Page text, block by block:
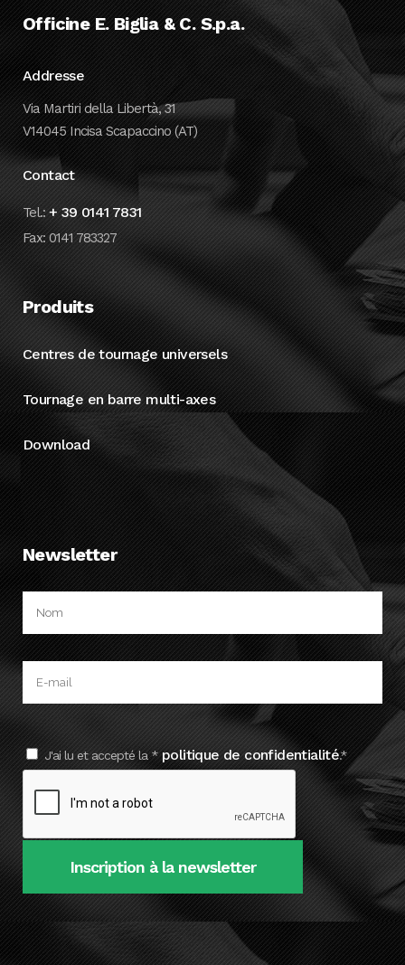
Officine E. Biglia & C. S.p.a.
Addresse
Via Martiri della Libertà, 31
V14045 Incisa Scapaccino (AT)
Contact
Tel.:+ 39 0141 7831
Fax: 0141 783327
Produits
Centres de tournage universels
Tournage en barre multi-axes
Download
Newsletter
J'ai lu et accepté la *politique de confidentialité.*